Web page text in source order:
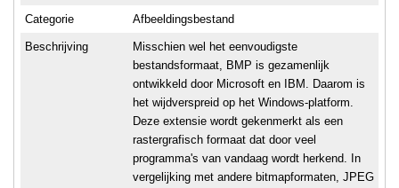
Categorie Afbeeldingsbestand
Beschrijving
Misschien wel het eenvoudigste
bestandsformaat, BMP is gezamenlijk
ontwikkeld door Microsoft en IBM. Daarom is
het wijdverspreid op het Windows-platform.
Deze extensie wordt gekenmerkt als een
rastergrafisch formaat dat door veel
programma's van vandaag wordt herkend. In
vergelijking met andere bitmapformaten, JPEG